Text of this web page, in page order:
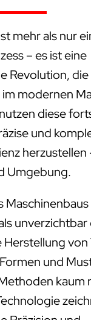
mehr als nur
– es ist eine
Revolution,
modernen
diese
und
herzustellen
Umgebung.
unverzichtbar
von
und
kaum